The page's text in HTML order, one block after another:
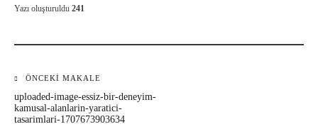
Yazı oluşturuldu 241
Yazı
gezinmesi
ÖNCEKI MAKALE
uploaded-image-essiz-bir-deneyim-
kamusal-alanlarin-yaratici-
tasarimlari-1707673903634